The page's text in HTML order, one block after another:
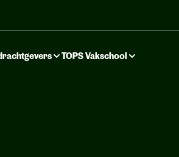
TOPS Vakschool